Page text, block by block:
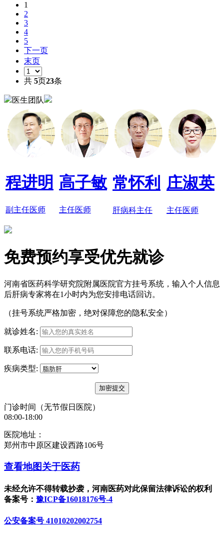
1
2
3
4
5
下一页
末页
共 5页23条
医生团队
程进明
副主任医师
高子敏
主任医师
常怀利
肝病科主任
庄淑英
主任医师
免费预约享受优先就诊
河南省医药科学研究院附属医院官方挂号系统，输入个人信息
后肝病专家将在1小时内为您安排电话回访。
（挂号系统严格加密，绝对保障您的隐私安全）
就诊姓名:
联系电话:
疾病类型:
门诊时间（无节假日医院）
08:00-18:00
医院地址：
郑州市中原区建设西路106号
查看地图关于医药
未经允许不得转载抄袭，河南医药对此保留法律诉讼的权利
备案号： 豫ICP备16018176号-4
公安备案号 41010202002754